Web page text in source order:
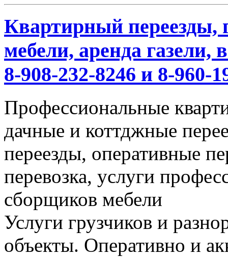
Квартирный переезды,
мебели, аренда газели,
8-908-232-8246 и 8-960-
Профессиональные
дачные и коттджные
переезды, оперативные
перевозка, услуги
сборщиков мебели
Услуги грузчиков и
объекты. Оперативно и